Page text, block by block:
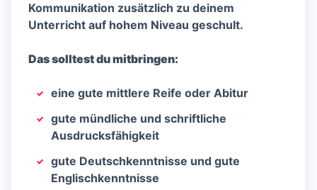
Kommunikation zusätzlich zu deinem
Unterricht auf hohem Niveau geschult.
Das solltest du mitbringen:
eine gute mittlere Reife oder Abitur
gute mündliche und schriftliche
Ausdrucksfähigkeit
gute Deutschkenntnisse und gute
Englischkenntnisse